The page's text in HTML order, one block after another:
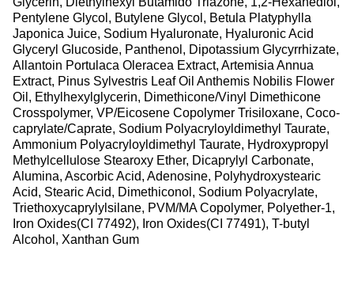
Pentylene Glycol, Butylene Glycol, Betula Platyphylla
Japonica Juice, Sodium Hyaluronate, Hyaluronic Acid
Glyceryl Glucoside, Panthenol, Dipotassium Glycyrrhizate,
Allantoin Portulaca Oleracea Extract, Artemisia Annua
Extract, Pinus Sylvestris Leaf Oil Anthemis Nobilis Flower
Oil, Ethylhexylglycerin, Dimethicone/Vinyl Dimethicone
Crosspolymer, VP/Eicosene Copolymer Trisiloxane, Coco-
caprylate/Caprate, Sodium Polyacryloyldimethyl Taurate,
Ammonium Polyacryloyldimethyl Taurate, Hydroxypropyl
Methylcellulose Stearoxy Ether, Dicaprylyl Carbonate,
Alumina, Ascorbic Acid, Adenosine, Polyhydroxystearic
Acid, Stearic Acid, Dimethiconol, Sodium Polyacrylate,
Triethoxycaprylylsilane, PVM/MA Copolymer, Polyether-1,
Iron Oxides(CI 77492), Iron Oxides(CI 77491), T-butyl
Alcohol, Xanthan Gum